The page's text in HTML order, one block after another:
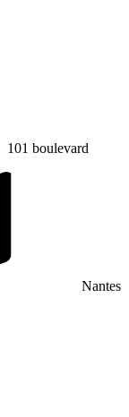
101 boulevard
Nantes